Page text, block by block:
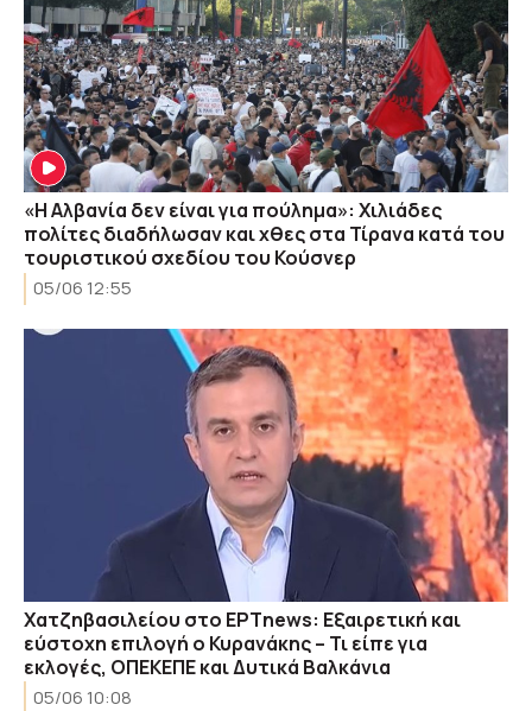
«Η Αλβανία δεν είναι για πούλημα»: Χιλιάδες
πολίτες διαδήλωσαν και χθες στα Τίρανα κατά του
τουριστικού σχεδίου του Κούσνερ
05/06 12:55
Χατζηβασιλείου στο ΕΡΤnews: Εξαιρετική και
εύστοχη επιλογή ο Κυρανάκης – Τι είπε για
εκλογές, ΟΠΕΚΕΠΕ και Δυτικά Βαλκάνια
05/06 10:08